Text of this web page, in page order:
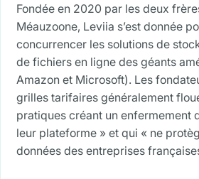
Fondée en 2020 par les deux
Méauzoone, Leviia s’est donnée
concurrencer les solutions de
de fichiers en ligne des géants
Amazon et Microsoft). Les
grilles tarifaires généralement
pratiques créant un enfermement
leur plateforme » et qui « ne
données des entreprises